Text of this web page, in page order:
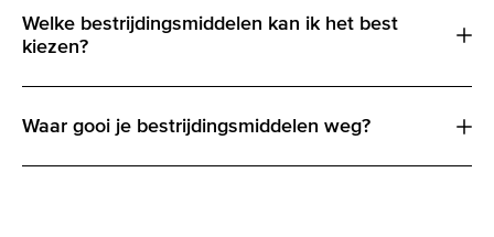
Welke bestrijdingsmiddelen kan ik het best
kiezen?
Waar gooi je bestrijdingsmiddelen weg?